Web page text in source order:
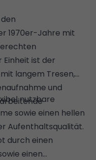
1970er-Jahre mit
Einheit ist der
langem Tresen,
und
nutzbare
sowie einen hellen
Aufenthaltsqualität.
durch einen
einen